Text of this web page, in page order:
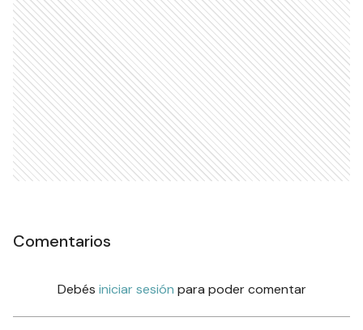
Comentarios
Debés iniciar sesión para poder comentar